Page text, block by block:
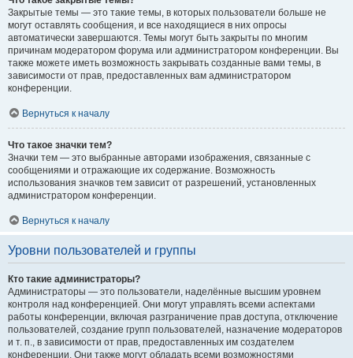
Закрытые темы — это такие темы, в которых пользователи больше не
могут оставлять сообщения, и все находящиеся в них опросы
автоматически завершаются. Темы могут быть закрыты по многим
причинам модератором форума или администратором конференции. Вы
также можете иметь возможность закрывать созданные вами темы, в
зависимости от прав, предоставленных вам администратором
конференции.
Вернуться к началу
Что такое значки тем?
Значки тем — это выбранные авторами изображения, связанные с
сообщениями и отражающие их содержание. Возможность
использования значков тем зависит от разрешений, установленных
администратором конференции.
Вернуться к началу
Уровни пользователей и группы
Кто такие администраторы?
Администраторы — это пользователи, наделённые высшим уровнем
контроля над конференцией. Они могут управлять всеми аспектами
работы конференции, включая разграничение прав доступа, отключение
пользователей, создание групп пользователей, назначение модераторов
и т. п., в зависимости от прав, предоставленных им создателем
конференции. Они также могут обладать всеми возможностями